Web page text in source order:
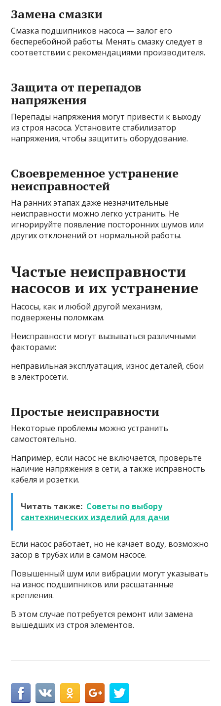
Замена смазки
Смазка подшипников насоса — залог его
бесперебойной работы. Менять смазку следует в
соответствии с рекомендациями производителя.
Защита от перепадов
напряжения
Перепады напряжения могут привести к выходу
из строя насоса. Установите стабилизатор
напряжения, чтобы защитить оборудование.
Своевременное устранение
неисправностей
На ранних этапах даже незначительные
неисправности можно легко устранить. Не
игнорируйте появление посторонних шумов или
других отклонений от нормальной работы.
Частые неисправности
насосов и их устранение
Насосы, как и любой другой механизм,
подвержены поломкам.
Неисправности могут вызываться различными
факторами:
неправильная эксплуатация, износ деталей, сбои
в электросети.
Простые неисправности
Некоторые проблемы можно устранить
самостоятельно.
Например, если насос не включается, проверьте
наличие напряжения в сети, а также исправность
кабеля и розетки.
Читать также: Советы по выбору
сантехнических изделий для дачи
Если насос работает, но не качает воду, возможно
засор в трубах или в самом насосе.
Повышенный шум или вибрации могут указывать
на износ подшипников или расшатанные
крепления.
В этом случае потребуется ремонт или замена
вышедших из строя элементов.